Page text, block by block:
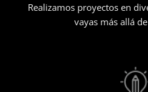
Realizamos proyectos en
vayas más allá